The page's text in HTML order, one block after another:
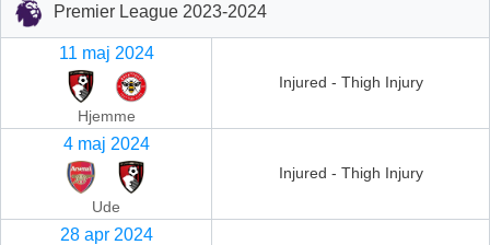
Premier League 2023-2024
11 maj 2024
Hjemme
Injured - Thigh Injury
4 maj 2024
Ude
Injured - Thigh Injury
28 apr 2024